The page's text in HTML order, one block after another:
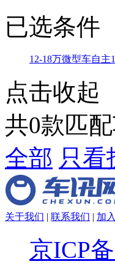
已选条件
12-18万微型车自主
点击收起
共0款匹
全部 只看
关于我们 | 联系我们 | 加
京ICP